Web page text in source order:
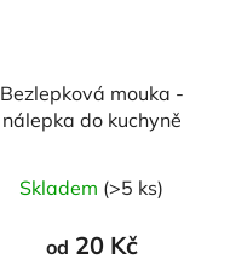
Bezlepková mouka -
nálepka do kuchyně
Skladem (>5 ks)
od 20 Kč